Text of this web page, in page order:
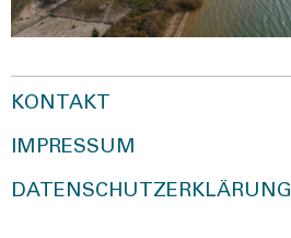
KONTAKT
IMPRESSUM
DATENSCHUTZERKLÄRUNG